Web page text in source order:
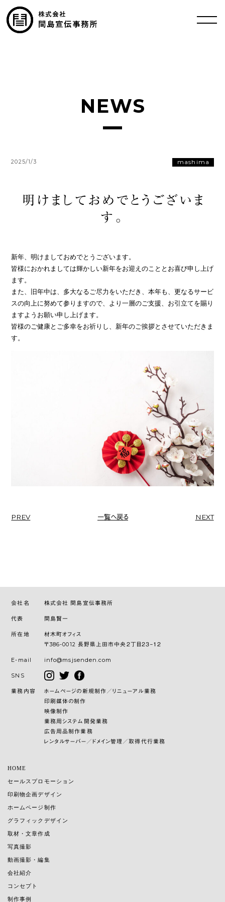
NEWS
2025/1/3 mashima
明けましておめでとうございま
す。
新年、明けましておめでとうございます。
皆様におかれましては輝かしい新年をお迎えのこととお喜び申し上げ
ます。
また、旧年中は、多大なるご尽力をいただき、本年も、更なるサービ
スの向上に努めて参りますので、より一層のご支援、お引立てを賜り
ますようお願い申し上げます。
皆様のご健康とご多幸をお祈りし、新年のご挨拶とさせていただきま
す。
PREV 一覧へ戻る NEXT
会社名 株式会社 間島宣伝事務所
代表 間島賢一
所在地
材木町オフィス
〒386-0012 長野県上田市中央２丁目２３−１２
E-mail info@msjsenden.com
SNS
業務内容
ホームページの新規制作／リニューアル業務
印刷媒体の制作
映像制作
業務用システム開発業務
広告用品制作業務
レンタルサーバー／ドメイン管理／取得代行業務
HOME
セールスプロモーション
印刷物企画デザイン
ホームページ制作
グラフィックデザイン
取材・文章作成
写真撮影
動画撮影・編集
会社紹介
コンセプト
制作事例